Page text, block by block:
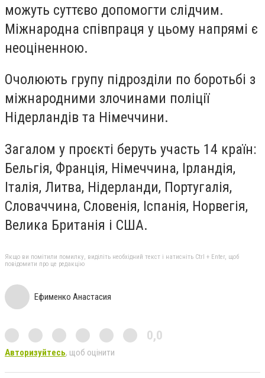
можуть суттєво допомогти слідчим.
Міжнародна співпраця у цьому напрямі є
неоціненною.
Очолюють групу підрозділи по боротьбі з
міжнародними злочинами поліції
Нідерландів та Німеччини.
Загалом у проєкті беруть участь 14 країн:
Бельгія, Франція, Німеччина, Ірландія,
Італія, Литва, Нідерланди, Португалія,
Словаччина, Словенія, Іспанія, Норвегія,
Велика Британія і США.
Якщо ви помітили помилку, виділіть необхідний текст і натисніть Ctrl + Enter, щоб
повідомити про це редакцію
Ефименко Анастасия
0,0
Авторизуйтесь, щоб оцінити